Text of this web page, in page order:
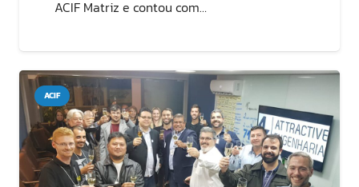
ACIF Matriz e contou com…
ACIF